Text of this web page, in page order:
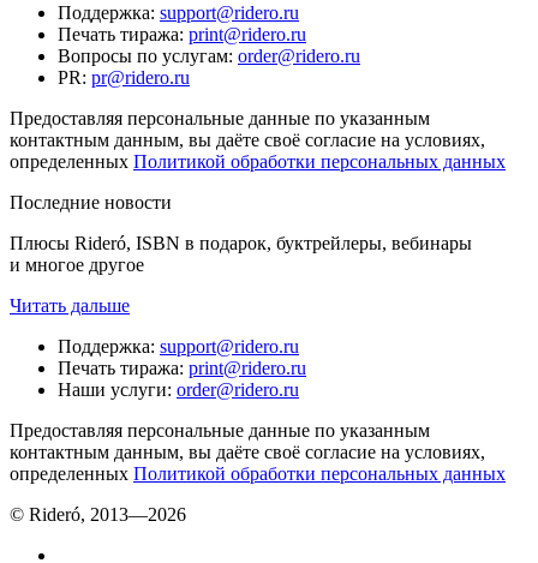
Поддержка: support@ridero.ru
Печать тиража: print@ridero.ru
Вопросы по услугам: order@ridero.ru
PR: pr@ridero.ru
Предоставляя персональные данные по указанным
контактным данным, вы даёте своё согласие на условиях,
определенных Политикой обработки персональных данных
Последние новости
Плюсы Rideró, ISBN в подарок, буктрейлеры, вебинары
и многое другое
Читать дальше
Поддержка: support@ridero.ru
Печать тиража: print@ridero.ru
Наши услуги: order@ridero.ru
Предоставляя персональные данные по указанным
контактным данным, вы даёте своё согласие на условиях,
определенных Политикой обработки персональных данных
© Rideró, 2013—2026